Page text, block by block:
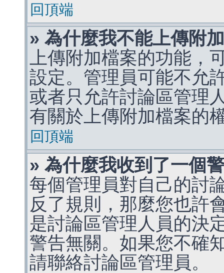
回頂端
» 為什麼我不能上傳附
上傳附加檔案的功能，
設定。管理員可能不允
或者只允許討論區管理
有關於上傳附加檔案的
回頂端
» 為什麼我收到了一個
每個管理員對自己的討
反了規則，那麼您也許
是討論區管理人員的決
警告無關。如果您不確
請聯絡討論區管理員。